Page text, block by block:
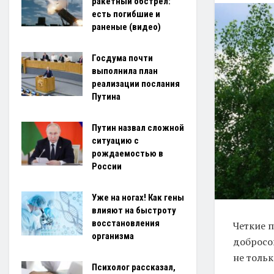
Четкие
не
есть погибшие и
раненые (видео)
Госдума почти
выполнила план
реализации послания
Путина
Путин назвал сложной
ситуацию с
рождаемостью в
России
Уже на ногах! Как гены
влияют на быстроту
восстановления
организма
Психолог рассказал,